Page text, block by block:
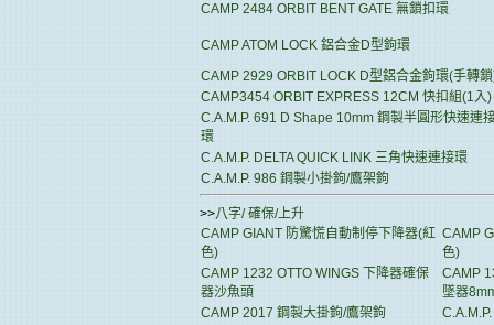
CAMP 2484 ORBIT BENT GATE 無鎖扣環
CAMP ATOM LOCK 鋁合金D型鉤環
CAMP 2929 ORBIT LOCK D型鋁合金鉤環(手轉
CAMP3454 ORBIT EXPRESS 12CM 快扣組(1入)
C.A.M.P. 691 D Shape 10mm 鋼製半圓形快速連
環
C.A.M.P. DELTA QUICK LINK 三角快速連接環
C.A.M.P. 986 鋼製小掛鉤/鷹架鉤
>>八字/ 確保/上升
CAMP GIANT 防驚慌自動制停下降器(紅
色)
CAMP
色)
CAMP 1232 OTTO WINGS 下降器確保
器沙魚頭
CAMP
墜器
CAMP 2017 鋼製大掛鉤/鷹架鉤